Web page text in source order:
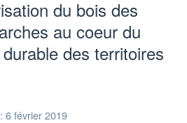
du bois des
au coeur du
des territoires
6 février 2019